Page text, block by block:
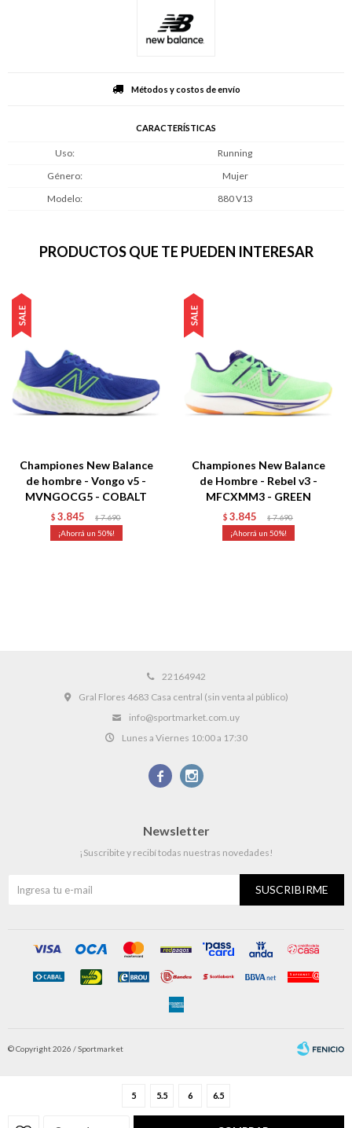
5 5.5 6 6.5
Métodos y costos de envío
CARACTERÍSTICAS
Uso
Running
Género
Mujer
Modelo
880 V13
PRODUCTOS QUE TE PUEDEN INTERESAR
Championes New Balance
de hombre - Vongo v5 -
MVNGOCG5 - COBALT
$ 3.845 $ 7.690
50
Championes New Balance
de Hombre - Rebel v3 -
MFCXMM3 - GREEN
$ 3.845 $ 7.690
50
22164942
Gral Flores 4683 Casa central (sin venta al público)
info@sportmarket.com.uy
Lunes a Viernes 10:00 a 17:30
 
Newsletter
¡Suscribite y recibí todas nuestras novedades!
SUSCRIBIRME
© Copyright 2026 / Sportmarket